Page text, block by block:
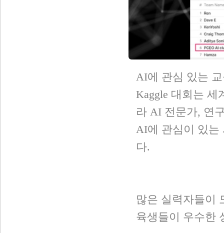
AI에 관심 있는
Kaggle 대회는 세
라 AI 전문가, 연
AI에 관심이 있는
다.
많은 실력자들이
육생들이 우수한